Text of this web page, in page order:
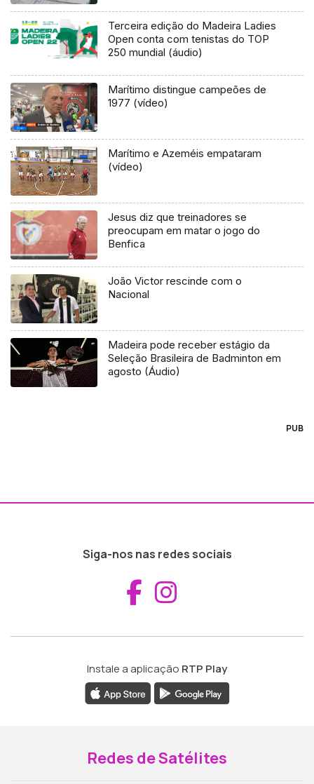
Terceira edição do Madeira Ladies
Open conta com tenistas do TOP
250 mundial (áudio)
Marítimo distingue campeões de
1977 (vídeo)
Marítimo e Azeméis empataram
(vídeo)
Jesus diz que treinadores se
preocupam em matar o jogo do
Benfica
João Victor rescinde com o
Nacional
Madeira pode receber estágio da
Seleção Brasileira de Badminton em
agosto (Áudio)
PUB
Siga-nos nas redes sociais
Aceder ao
Instale a aplicação RTP Play
Redes de Satélites